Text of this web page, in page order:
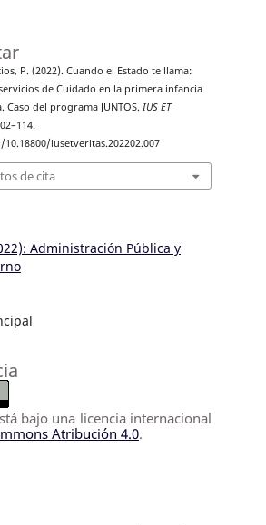
P. (2022). Cuando el Estado te llama:
de Cuidado en la primera infancia
Caso del programa JUNTOS. IUS ET
iusetveritas.202202.007
de cita
Administración Pública y
bajo una licencia internacional
Atribución 4.0.